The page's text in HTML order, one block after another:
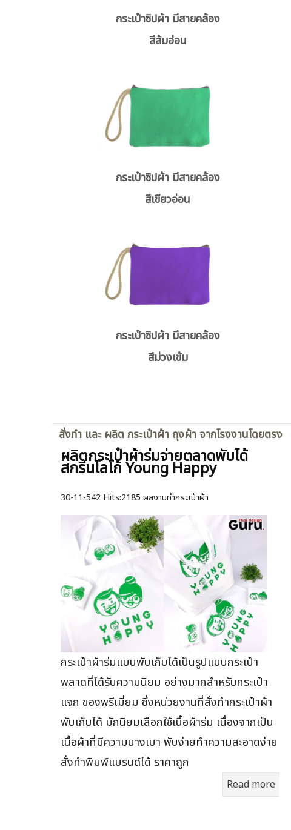
กระเป๋าซิปผ้า มีสายคล้อง
สีส้มอ่อน
กระเป๋าซิปผ้า มีสายคล้อง
สีเขียวอ่อน
กระเป๋าซิปผ้า มีสายคล้อง
สีม่วงเข้ม
สั่งทำ และ ผลิต กระเป๋าผ้า ถุงผ้า จากโรงงานโดยตรง
ผลิตกระเป๋าผ้าร่มจ่ายตลาดพับได้
สกรีนโลโก้ Young Happy
30-11-542 Hits:2185 ผลงานทำกระเป๋าผ้า
กระเป๋าผ้าร่มแบบพับเก็บได้เป็นรูปแบบกระเป๋า
พลาดที่ได้รับความนิยม อย่างมากสำหรับกระเป๋า
แจก ของพรีเมี่ยม ซึ่งหน่วยงานที่สั่งทำกระเป๋าผ้า
พับเก็บได้ มักนิยมเลือกใช้เนื้อผ้าร่ม เนื่องจากเป็น
เนื้อผ้าที่มีความบางเบา พับง่ายทำความสะอาดง่าย
สั่งทำพิมพ์แบรนด์ได้ ราคาถูก
Read more